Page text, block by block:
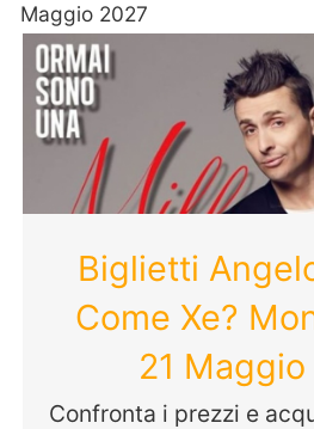
Maggio 2027
Biglietti
Come Xe?
21
Confronta i prezzi e